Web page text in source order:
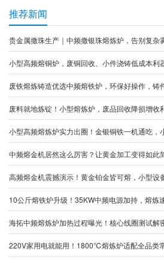
推荐新闻
贵金属撒珠生产｜中频撒银珠熔炼炉，告别复杂
小型高频熔铜炉，废铜回收、小件浇铸低成本利
废铁熔炼铸造优选中频熔铁炉，环保好操作，铸
废料就地炼锭！小型熔炼炉，废品回收降损增收
小型高频熔炼炉实力出圈！金银铜铁一机通吃，
中频熔金机居然这么厉害？让黄金加工变得如此
高频熔金机震撼演示！黄金铂金皆可熔，小型设
10公斤熔铁炉升级！35KW中频电源加持，熔炼
海拓中频熔炼炉加热过程曝光！核心线圈测试解
220V家用电就能用！1800℃熔炼炉适配全品类